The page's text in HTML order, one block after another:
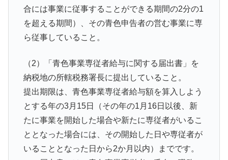
合には事業に従事することができる期間の2分の1
を超える期間）、その青色申告者の営む事業に専
ら従事していること。
（2）「青色事業専従者給与に関する届出書」を
納税地の所轄税務署長に提出していること。
提出期限は、青色事業専従者給与額を算入しよう
とする年の3月15日（その年の1月16日以後、新
たに事業を開始した場合や新たに専従者がいるこ
ととなった場合には、その開始した日や専従者が
いることとなった日から2か月以内）までです。